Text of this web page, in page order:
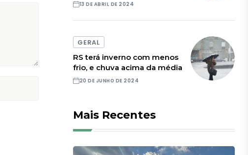
13 DE ABRIL DE 2024
GERAL
RS terá inverno com menos
frio, e chuva acima da média
20 DE JUNHO DE 2024
Mais Recentes